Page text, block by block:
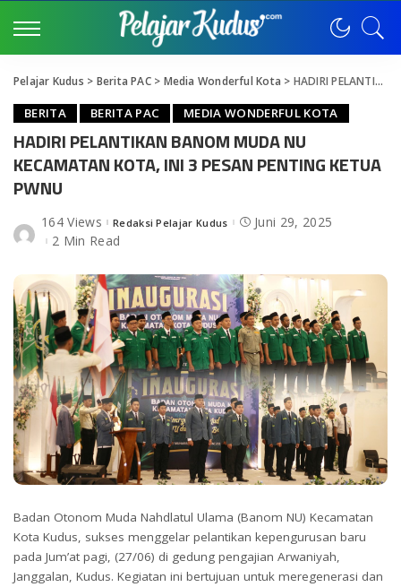
Pelajar Kudus > Berita PAC> Media Wonderful Kota > HADIRI PELANTIKAN BANOM MUDA NU KECAMATAN KOTA, INI 3 PESAN PENTING KETUA PWNU
BERITA BERITA PAC MEDIA WONDERFUL KOTA
HADIRI PELANTIKAN BANOM MUDA NU
KECAMATAN KOTA, INI 3 PESAN PENTING KETUA
PWNU
164 ViewsPosted
by
Redaksi Pelajar Kudus
Juni 29, 2025
2 Min Read
Badan Otonom Muda Nahdlatul Ulama (Banom NU) Kecamatan
Kota Kudus, sukses menggelar pelantikan kepengurusan baru
pada Jum’at pagi, (27/06) di gedung pengajian Arwaniyah,
Janggalan, Kudus. Kegiatan ini bertujuan untuk meregenerasi dan